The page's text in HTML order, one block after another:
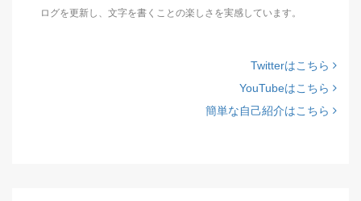
ログを更新し、文字を書くことの楽しさを実感しています。
Twitterはこちら
YouTubeはこちら
簡単な自己紹介はこちら